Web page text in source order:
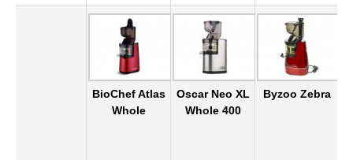
BioChef Atlas
Whole
Oscar Neo XL
Whole 400
Byzoo Zebra